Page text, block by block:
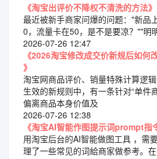
《淘宝出评价不降权不清洗的方法》
最近被新手商家问爆的问题："新品
0，流量卡在50，是不是要凉？""明
2026-07-26 12:47
《2026淘宝修改成交价新规后如何
》
淘宝网商品评价、销量特殊计算逻
生效的新规则中，有一条针对“单件
偏离商品本身价值及
2026-07-26 12:38
《淘宝AI智能作图提示词prompt指
用淘宝后台的AI智能做图工具 ，需
理了一些常见的词給商家做参考。